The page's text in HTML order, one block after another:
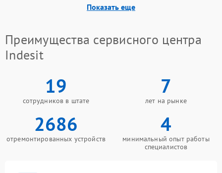
Показать еще
Преимущества сервисного центра
Indesit
19
сотрудников в штате
7
лет на рынке
2686
отремонтированных устройств
4
минимальный опыт работы
специалистов